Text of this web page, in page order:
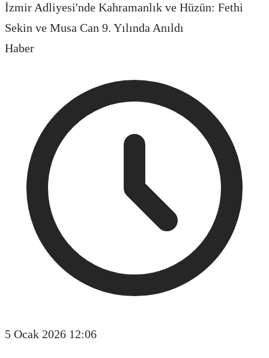
İzmir Adliyesi'nde Kahramanlık ve Hüzün: Fethi
Sekin ve Musa Can 9. Yılında Anıldı
Haber
5 Ocak 2026 12:06